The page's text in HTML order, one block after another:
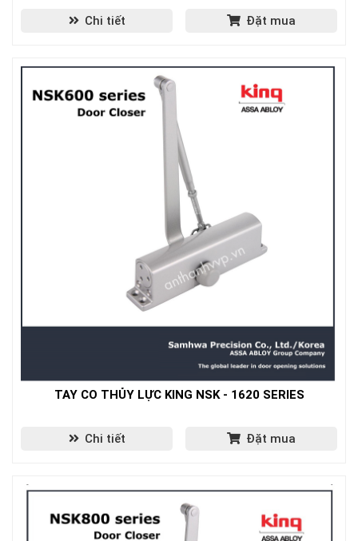
Chi tiết Đặt mua
TAY CO THỦY LỰC KING NSK - 1620 SERIES
Chi tiết Đặt mua